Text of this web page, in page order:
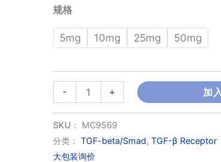
规格
5mg 10mg 25mg 50mg
-
SJ000291942
数
量
+ 加
SKU： MC9569
分类： TGF-beta/Smad, TGF-β Receptor
大包装询价